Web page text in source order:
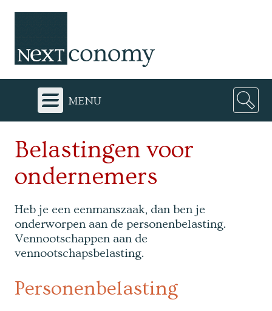
menu
Belastingen voor
ondernemers
Heb je een eenmanszaak, dan ben je
onderworpen aan de personenbelasting.
Vennootschappen aan de
vennootschapsbelasting.
Personenbelasting